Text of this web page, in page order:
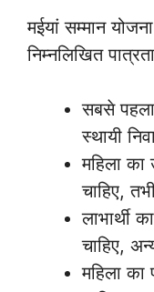
मईयां सम्मान
निम्नलिखित
सबसे पहला
स्थायी
महिला
चाहिए,
लाभार्थी
चाहिए,
महिला का